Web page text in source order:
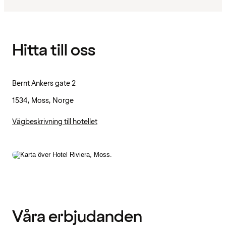
Hitta till oss
Bernt Ankers gate 2
1534, Moss, Norge
Vägbeskrivning till hotellet
Våra erbjudanden